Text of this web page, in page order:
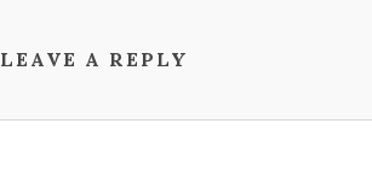
LEAVE A REPLY